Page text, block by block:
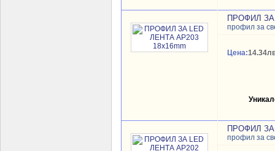
ПРОФИЛ ЗА
профил за
Цена:
ПРОФИЛ ЗА
профил за